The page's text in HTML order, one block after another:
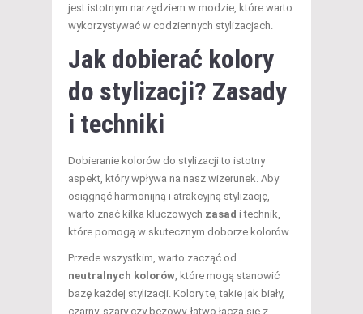
jest istotnym narzędziem w modzie, które warto
wykorzystywać w codziennych stylizacjach.
Jak dobierać kolory
do stylizacji? Zasady
i techniki
Dobieranie kolorów do stylizacji to istotny
aspekt, który wpływa na nasz wizerunek. Aby
osiągnąć harmonijną i atrakcyjną stylizację,
warto znać kilka kluczowych zasad i technik,
które pomogą w skutecznym doborze kolorów.
Przede wszystkim, warto zacząć od
neutralnych kolorów, które mogą stanowić
bazę każdej stylizacji. Kolory te, takie jak biały,
czarny, szary czy beżowy, łatwo łączą się z